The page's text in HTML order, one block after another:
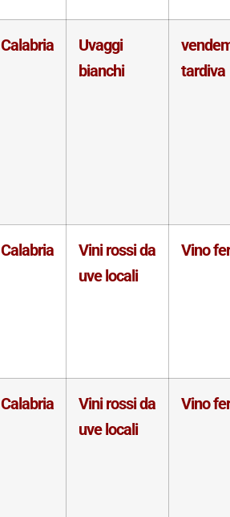
Calabria
Uvaggi
bianchi
tardiva
Calabria
Vini rossi da
uve locali
Vino
Calabria
Vini rossi da
uve locali
Vino